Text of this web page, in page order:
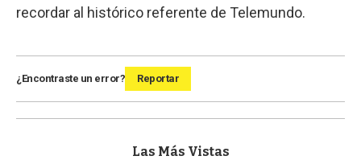
recordar al histórico referente de Telemundo.
¿Encontraste un error? Reportar
Las Más Vistas